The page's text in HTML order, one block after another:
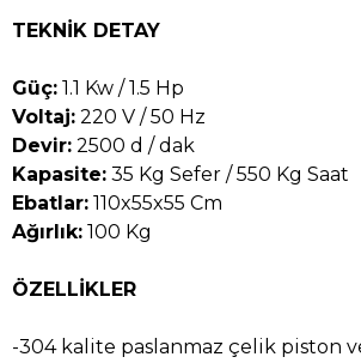
TEKNİK DETAY
Güç: 1.1 Kw / 1.5 Hp
Voltaj: 220 V / 50 Hz
Devir: 2500 d / dak
Kapasite: 35 Kg Sefer / 550 Kg Saat
Ebatlar: 110x55x55 Cm
Ağırlık: 100 Kg
ÖZELLİKLER
-304 kalite paslanmaz çelik piston